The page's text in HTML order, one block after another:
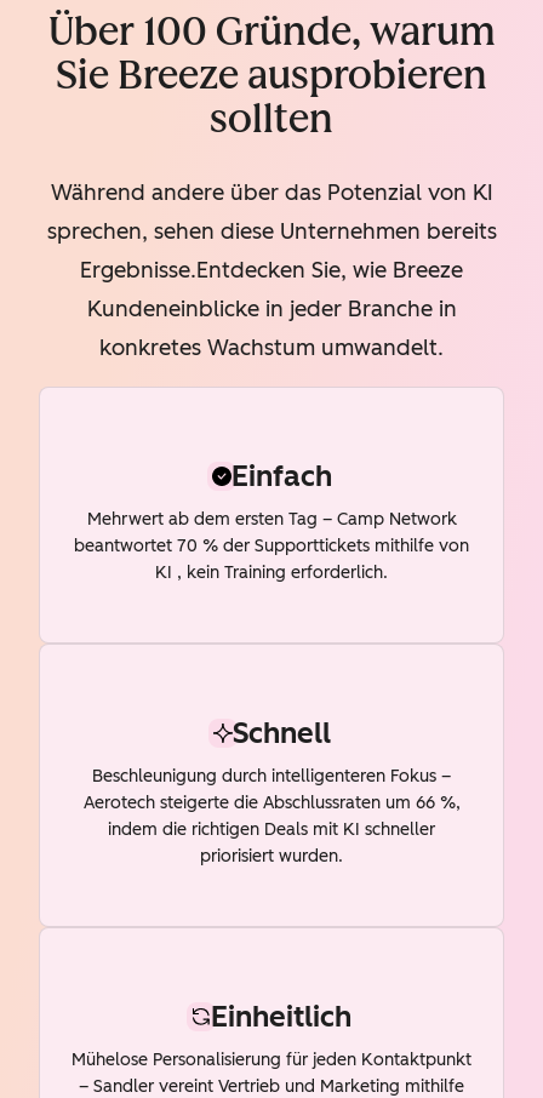
Über 100 Gründe, warum
Sie Breeze ausprobieren
sollten
Während andere über das Potenzial von KI
sprechen, sehen diese Unternehmen bereits
Ergebnisse.Entdecken Sie, wie Breeze
Kundeneinblicke in jeder Branche in
konkretes Wachstum umwandelt.
Einfach
Mehrwert ab dem ersten Tag – Camp Network
beantwortet 70 % der Supporttickets mithilfe von
KI , kein Training erforderlich.
Schnell
Beschleunigung durch intelligenteren Fokus –
Aerotech steigerte die Abschlussraten um 66 %,
indem die richtigen Deals mit KI schneller
priorisiert wurden.
Einheitlich
Mühelose Personalisierung für jeden Kontaktpunkt
– Sandler vereint Vertrieb und Marketing mithilfe